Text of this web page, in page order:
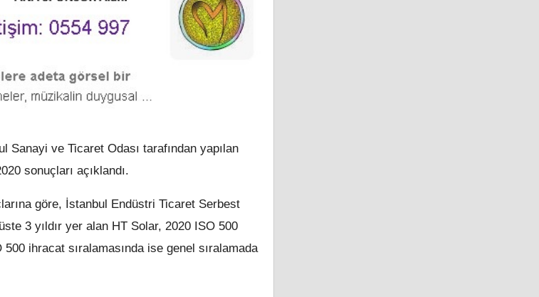
ve Ticaret Odası tarafından yapılan
sonuçları açıklandı.
göre, İstanbul Endüstri Ticaret Serbest
3 yıldır yer alan HT Solar, 2020 ISO 500
500 ihracat sıralamasında ise genel sıralamada